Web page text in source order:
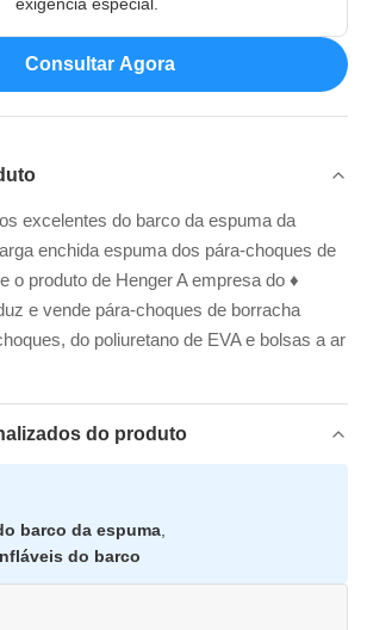
Consultar Agora
excelentes do barco da espuma da
enchida espuma dos pára-choques de
o produto de Henger A empresa do ♦
e vende pára-choques de borracha
do poliuretano de EVA e bolsas a ar
do produto
barco da espuma
do barco